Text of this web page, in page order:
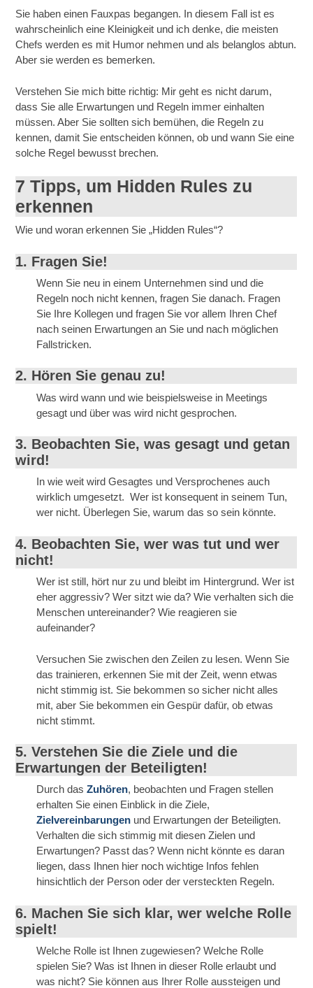
Sie haben einen Fauxpas begangen. In diesem Fall ist es
wahrscheinlich eine Kleinigkeit und ich denke, die meisten
Chefs werden es mit Humor nehmen und als belanglos abtun.
Aber sie werden es bemerken.
Verstehen Sie mich bitte richtig: Mir geht es nicht darum,
dass Sie alle Erwartungen und Regeln immer einhalten
müssen. Aber Sie sollten sich bemühen, die Regeln zu
kennen, damit Sie entscheiden können, ob und wann Sie eine
solche Regel bewusst brechen.
7 Tipps, um Hidden Rules zu
erkennen
Wie und woran erkennen Sie „Hidden Rules“?
1. Fragen Sie!
Wenn Sie neu in einem Unternehmen sind und die
Regeln noch nicht kennen, fragen Sie danach. Fragen
Sie Ihre Kollegen und fragen Sie vor allem Ihren Chef
nach seinen Erwartungen an Sie und nach möglichen
Fallstricken.
2. Hören Sie genau zu!
Was wird wann und wie beispielsweise in Meetings
gesagt und über was wird nicht gesprochen.
3. Beobachten Sie, was gesagt und getan
wird!
In wie weit wird Gesagtes und Versprochenes auch
wirklich umgesetzt. Wer ist konsequent in seinem Tun,
wer nicht. Überlegen Sie, warum das so sein könnte.
4. Beobachten Sie, wer was tut und wer
nicht!
Wer ist still, hört nur zu und bleibt im Hintergrund. Wer ist
eher aggressiv? Wer sitzt wie da? Wie verhalten sich die
Menschen untereinander? Wie reagieren sie
aufeinander?
Versuchen Sie zwischen den Zeilen zu lesen. Wenn Sie
das trainieren, erkennen Sie mit der Zeit, wenn etwas
nicht stimmig ist. Sie bekommen so sicher nicht alles
mit, aber Sie bekommen ein Gespür dafür, ob etwas
nicht stimmt.
5. Verstehen Sie die Ziele und die
Erwartungen der Beteiligten!
Durch das Zuhören, beobachten und Fragen stellen
erhalten Sie einen Einblick in die Ziele,
Zielvereinbarungenund Erwartungen der Beteiligten.
Verhalten die sich stimmig mit diesen Zielen und
Erwartungen? Passt das? Wenn nicht könnte es daran
liegen, dass Ihnen hier noch wichtige Infos fehlen
hinsichtlich der Person oder der versteckten Regeln.
6. Machen Sie sich klar, wer welche Rolle
spielt!
Welche Rolle ist Ihnen zugewiesen? Welche Rolle
spielen Sie? Was ist Ihnen in dieser Rolle erlaubt und
was nicht? Sie können aus Ihrer Rolle aussteigen und